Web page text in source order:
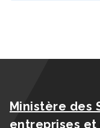
Ministère des
entreprises et